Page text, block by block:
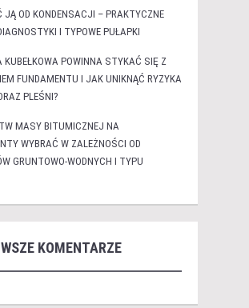
JĄ OD KONDENSACJI – PRAKTYCZNE
I TYPOWE PUŁAPKI
KUBEŁKOWA POWINNA STYKAĆ SIĘ Z
FUNDAMENTU I JAK UNIKNĄĆ RYZYKA
PLEŚNI?
MASY BITUMICZNEJ NA
WYBRAĆ W ZALEŻNOŚCI OD
GRUNTOWO-WODNYCH I TYPU
KOMENTARZE